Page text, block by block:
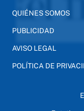
QUIÉNES SOMOS
PUBLICIDAD
AVISO LEGAL
POLÍTICA DE